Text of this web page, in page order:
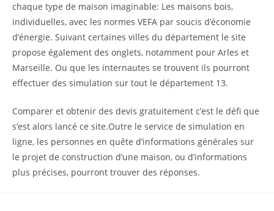
chaque type de maison imaginable: Les maisons bois,
individuelles, avec les normes VEFA par soucis d’économie
d’énergie. Suivant certaines villes du département le site
propose également des onglets, notamment pour Arles et
Marseille. Ou que les internautes se trouvent ils pourront
effectuer des simulation sur tout le département 13.
Comparer et obtenir des devis gratuitement c’est le défi que
s’est alors lancé ce site.Outre le service de simulation en
ligne, les personnes en quête d’informations générales sur
le projet de construction d’une maison, ou d’informations
plus précises, pourront trouver des réponses.